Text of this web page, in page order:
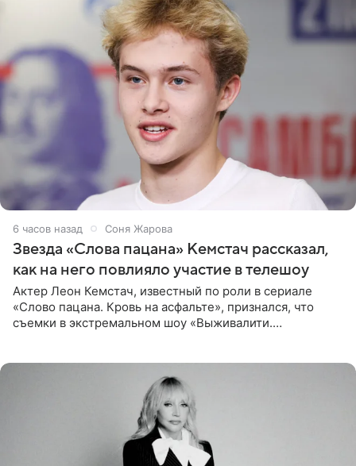
6 часов назад Соня Жарова
Звезда «Слова пацана» Кемстач рассказал,
как на него повлияло участие в телешоу
Актер Леон Кемстач, известный по роли в сериале
«Слово пацана. Кровь на асфальте», признался, что
съемки в экстремальном шоу «Выживалити.